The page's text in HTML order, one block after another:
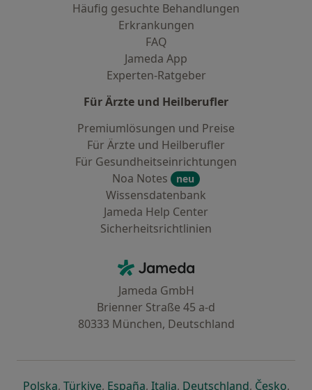
Häufig gesuchte Behandlungen
Erkrankungen
FAQ
Jameda App
Experten-Ratgeber
Für Ärzte und Heilberufler
Premiumlösungen und Preise
Für Ärzte und Heilberufler
Für Gesundheitseinrichtungen
Noa Notes
neu
Wissensdatenbank
Jameda Help Center
Sicherheitsrichtlinien
Jameda - Startseite
Jameda GmbH
Brienner Straße 45 a-d
80333 München, Deutschland
Polskaöffnet in einer neuen Registerkarte
, Türkiyeöffnet in einer neuen Registerkarte
, Españaöffnet in einer neuen
, Italiaöffnet in einer neuen
, Deutschlandöffnet in
, Česko,